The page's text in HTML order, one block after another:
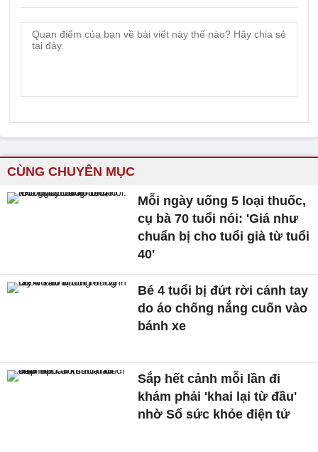
CÙNG CHUYÊN MỤC
Mỗi ngày uống 5 loại thuốc,
cụ bà 70 tuổi nói: 'Giá như
chuẩn bị cho tuổi già từ tuổi
40'
Bé 4 tuổi bị đứt rời cánh tay
do áo chống nắng cuốn vào
bánh xe
Sắp hết cảnh mỗi lần đi
khám phải 'khai lại từ đầu'
nhờ Sổ sức khỏe điện tử